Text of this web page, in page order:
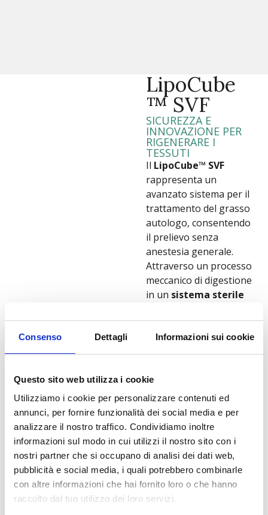
Consenso Dettagli Informazioni sui cookie
Questo sito web utilizza i cookie
Utilizziamo i cookie per personalizzare contenuti ed
annunci, per fornire funzionalità dei social media e per
analizzare il nostro traffico. Condividiamo inoltre
informazioni sul modo in cui utilizzi il nostro sito con i
nostri partner che si occupano di analisi dei dati web,
pubblicità e social media, i quali potrebbero combinarle
con altre informazioni che hai fornito loro o che hanno
raccolto dal tuo utilizzo dei loro servizi.
LipoCube
™ SVF
SICUREZZA E
INNOVAZIONE PER
RIGENERARE I
TESSUTI
Il LipoCube™ SVF
rappresenta un
avanzato sistema per il
trattamento del grasso
autologo, consentendo
il prelievo senza
anestesia generale.
Attraverso un processo
meccanico di digestione
in un sistema sterile
adiposo viene trattato
con lame brevettate a
geometria specifica,
separazione delle cellule
rigenerative grazie a
cariche elettriche
molecolari.
L’emulsione ottenuta
viene successivamente
elaborata nel
dispositivoCell-Drive™
che opera all’interno di